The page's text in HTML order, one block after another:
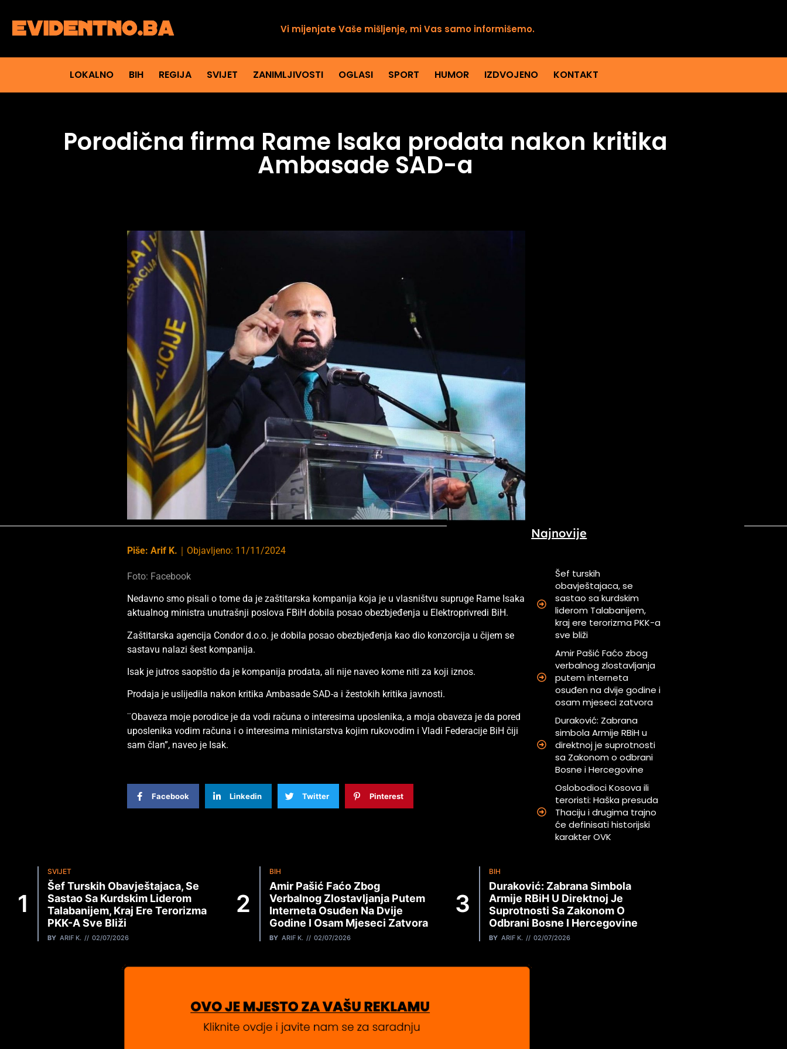
Vi mijenjate Vaše mišljenje, mi Vas samo informišemo.
LOKALNO BIH REGIJA SVIJET ZANIMLJIVOSTI OGLASI SPORT HUMOR IZDVOJENO KONTAKT
Porodična firma Rame Isaka prodata nakon kritika
Ambasade SAD-a
Piše: Arif K. ｜ Objavljeno: 11/11/2024
Foto: Facebook
Nedavno smo pisali o tome da je zaštitarska kompanija koja je u vlasništvu supruge Rame Isaka
aktualnog ministra unutrašnji poslova FBiH dobila posao obezbjeđenja u Elektroprivredi BiH.
Zaštitarska agencija Condor d.o.o. je dobila posao obezbjeđenja kao dio konzorcija u čijem se
sastavu nalazi šest kompanija.
Isak je jutros saopštio da je kompanija prodata, ali nije naveo kome niti za koji iznos.
Prodaja je uslijedila nakon kritika Ambasade SAD-a i žestokih kritika javnosti.
¨Obaveza moje porodice je da vodi računa o interesima uposlenika, a moja obaveza je da pored
uposlenika vodim računa i o interesima ministarstva kojim rukovodim i Vladi Federacije BiH čiji
sam član”, naveo je Isak.
Facebook Linkedin Twitter Pinterest
Najnovije
Šef turskih
obavještajaca, se
sastao sa kurdskim
liderom Talabanijem,
kraj ere terorizma PKK-a
sve bliži
Amir Pašić Faćo zbog
verbalnog zlostavljanja
putem interneta
osuđen na dvije godine i
osam mjeseci zatvora
Duraković: Zabrana
simbola Armije RBiH u
direktnoj je suprotnosti
sa Zakonom o odbrani
Bosne i Hercegovine
Oslobodioci Kosova ili
teroristi: Haška presuda
Thaciju i drugima trajno
će definisati historijski
karakter OVK
SVIJET
Šef Turskih Obavještajaca, Se
Sastao Sa Kurdskim Liderom
Talabanijem, Kraj Ere Terorizma
PKK-A Sve Bliži
BY ARIF K. 02/07/2026
BIH
Amir Pašić Faćo Zbog
Verbalnog Zlostavljanja Putem
Interneta Osuđen Na Dvije
Godine I Osam Mjeseci Zatvora
BY ARIF K. 02/07/2026
BIH
Duraković: Zabrana Simbola
Armije RBiH U Direktnoj Je
Suprotnosti Sa Zakonom O
Odbrani Bosne I Hercegovine
BY ARIF K. 02/07/2026